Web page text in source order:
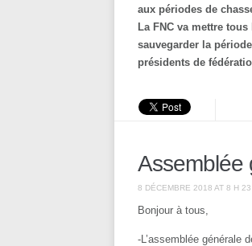
aux périodes de
La FNC va mettre
sauvegarder la
présidents de
Assemblée
8 DÉCEMBRE 2018 AT 8 H
Bonjour à tous,
-L’assemblée générale